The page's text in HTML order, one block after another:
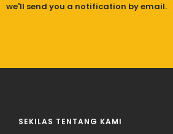
we'll send you a notification by email.
SEKILAS TENTANG KAMI